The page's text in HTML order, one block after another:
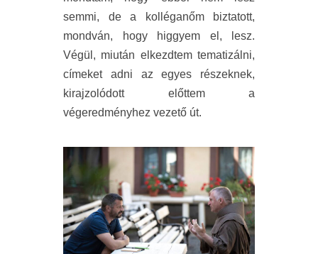
semmi, de a kolléganőm biztatott,
mondván, hogy higgyem el, lesz.
Végül, miután elkezdtem tematizálni,
címeket adni az egyes részeknek,
kirajzolódott előttem a
végeredményhez vezető út.